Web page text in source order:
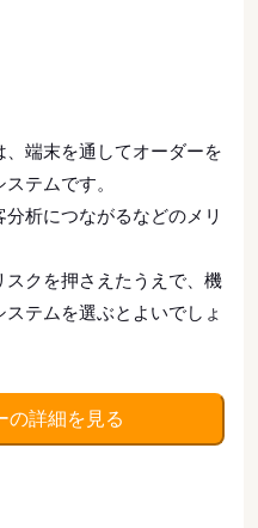
端末を通してオーダーを
テムです。
析につながるなどのメリ
スクを押さえたうえで、機
テムを選ぶとよいでしょ
の詳細を見る